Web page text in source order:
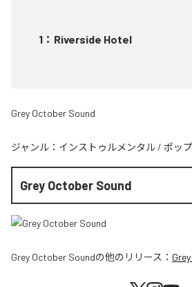
1 ： Riverside Hotel
Grey October Sound
ジャンル： インストゥルメンタル / ポップ
Grey October Sound
Grey October Soundの他のリリース：